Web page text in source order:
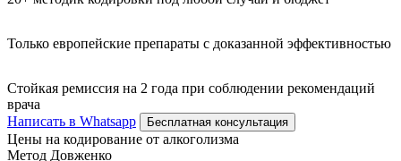
Только европейские препараты с доказанной эффективностью
Стойкая ремиссия на 2 года при соблюдении рекомендаций
врача
Написать в Whatsapp
Бесплатная консультация
Цены на кодирование от алкоголизма
Метод Довженко